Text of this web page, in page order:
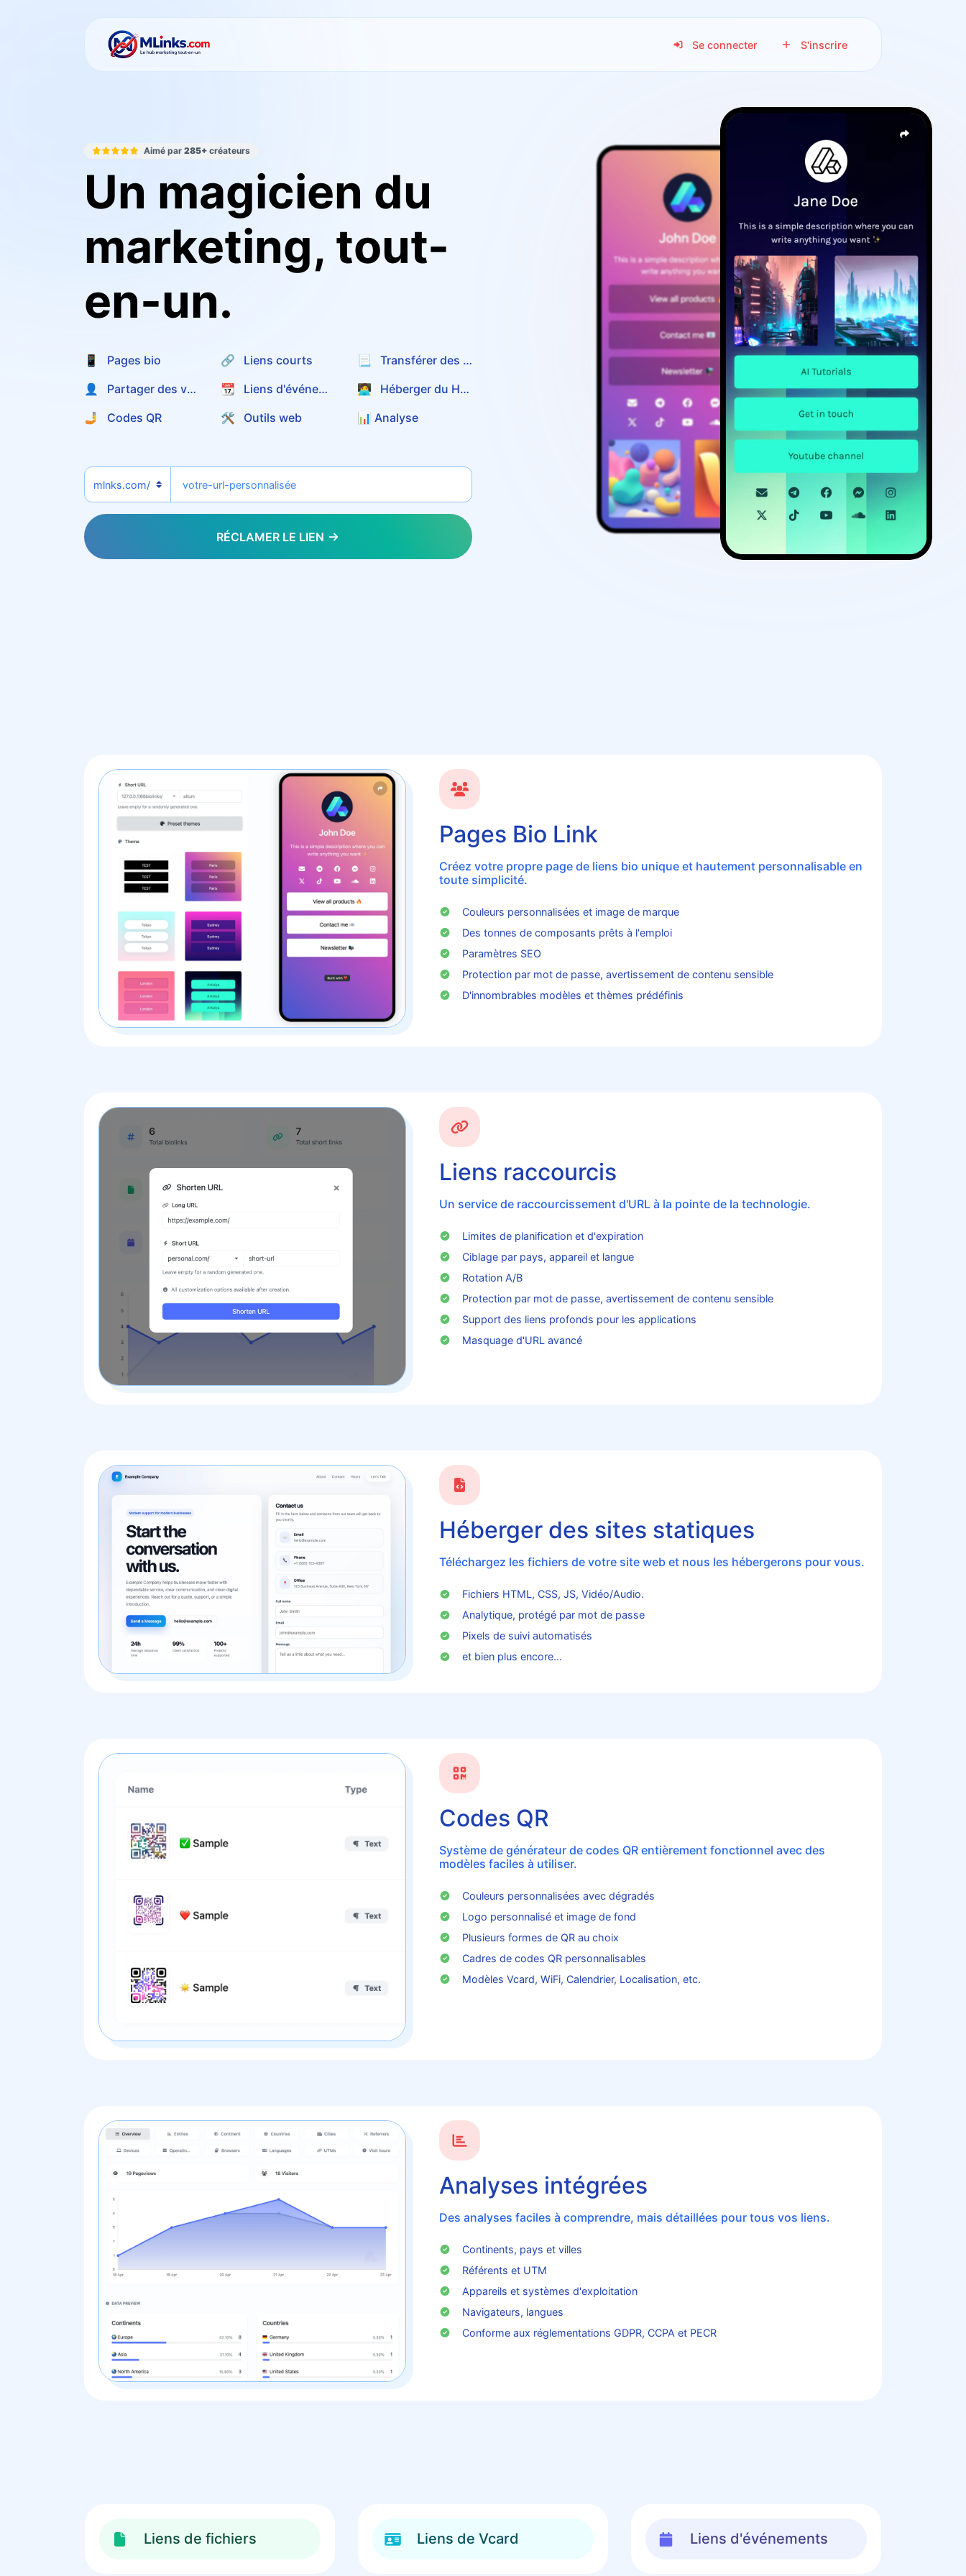
Se connecter S'inscrire
Aimé par285+ créateurs
Un magicien du
marketing, tout-
en-un.
📱 Pages bio 🔗 Liens courts
📃 Transférer des fichiers
👤 Partager des vcards
📆 Liens d'événements
🧑‍💻 Héberger du HTML
🤳 Codes QR
🛠️ Outils web 📊️ Analyse
RÉCLAMER LE LIEN
Pages Bio Link
Créez votre propre page de liens bio unique et hautement personnalisable en
toute simplicité.
Couleurs personnalisées et image de marque
Des tonnes de composants prêts à l'emploi
Paramètres SEO
Protection par mot de passe, avertissement de contenu sensible
D'innombrables modèles et thèmes prédéfinis
Liens raccourcis
Un service de raccourcissement d'URL à la pointe de la technologie.
Limites de planification et d'expiration
Ciblage par pays, appareil et langue
Rotation A/B
Protection par mot de passe, avertissement de contenu sensible
Support des liens profonds pour les applications
Masquage d'URL avancé
Héberger des sites statiques
Téléchargez les fichiers de votre site web et nous les hébergerons pour vous.
Fichiers HTML, CSS, JS, Vidéo/Audio.
Analytique, protégé par mot de passe
Pixels de suivi automatisés
et bien plus encore...
Codes QR
Système de générateur de codes QR entièrement fonctionnel avec des
modèles faciles à utiliser.
Couleurs personnalisées avec dégradés
Logo personnalisé et image de fond
Plusieurs formes de QR au choix
Cadres de codes QR personnalisables
Modèles Vcard, WiFi, Calendrier, Localisation, etc.
Analyses intégrées
Des analyses faciles à comprendre, mais détaillées pour tous vos liens.
Continents, pays et villes
Référents et UTM
Appareils et systèmes d'exploitation
Navigateurs, langues
Conforme aux réglementations GDPR, CCPA et PECR
Liens de fichiers Liens de Vcard Liens d'événements